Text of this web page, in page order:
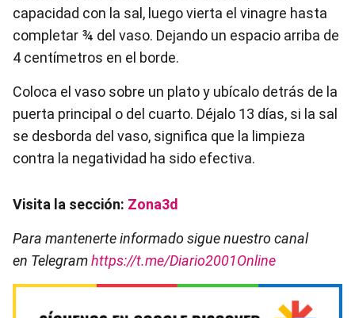
capacidad con la sal, luego vierta el vinagre hasta
completar ¾ del vaso. Dejando un espacio arriba de
4 centímetros en el borde.
Coloca el vaso sobre un plato y ubícalo detrás de la
puerta principal o del cuarto. Déjalo 13 días, si la sal
se desborda del vaso, significa que la limpieza
contra la negatividad ha sido efectiva.
Visita la sección: Zona3d
Para mantenerte informado sigue nuestro canal
en Telegramhttps://t.me/Diario2001Online